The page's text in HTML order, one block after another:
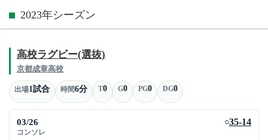
2023年シーズン
高校ラグビー(選抜)
京都成章高校
出場1試合 時間6分 T0 G0 PG0 DG0
03/26
コンソレ
○35-14